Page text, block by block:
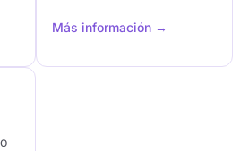
Más información →